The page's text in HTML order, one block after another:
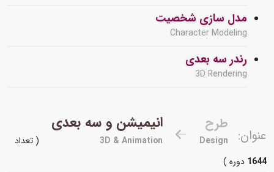
مدل سازی شخصیت
Character Modeling
رندر سه بعدی
3D Rendering
عنوان:
طرح
Design
انیمیشن و سه بعدی
3D & Animation
( تعداد
1644 دوره )